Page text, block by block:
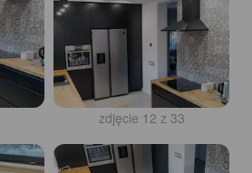
zdjęcie 12 z 33